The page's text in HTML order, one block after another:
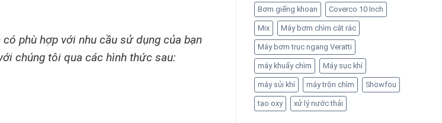
Bơm giếng khoan Coverco 10 Inch
Mix Máy bơm chìm cắt rác
Máy bơm trục ngang Veratti
máy khuấy chìm Máy sục khí
máy sủi khí máy trộn chìm Showfou
tạo oxy xử lý nước thải
phù hợp với nhu cầu sử dụng của bạn
chúng tôi qua các hình thức sau: